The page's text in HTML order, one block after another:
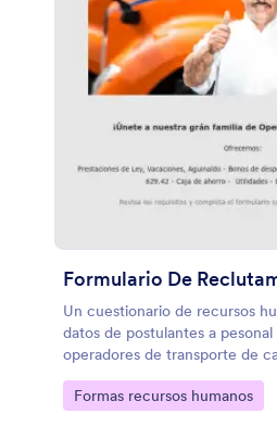
Un cuestionario de recursos
datos de postulantes a
operadores de transporte de
camiones, montacargas, etc.
de acuerdo a su actividad u
Go to Category:
Formas recursos humanos